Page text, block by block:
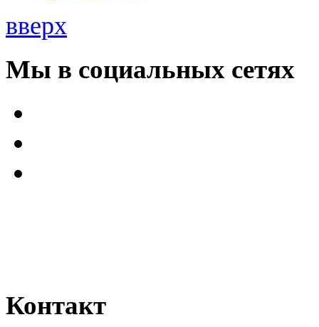
вверх
Мы в социальных сетях
Контакт